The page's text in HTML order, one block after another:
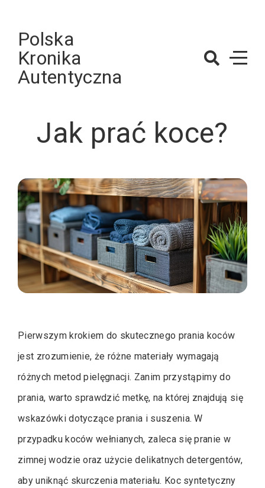
contentPolska
Kronika
Autentyczna
Jak prać koce?
Pierwszym krokiem do skutecznego prania koców
jest zrozumienie, że różne materiały wymagają
różnych metod pielęgnacji. Zanim przystąpimy do
prania, warto sprawdzić metkę, na której znajdują się
wskazówki dotyczące prania i suszenia. W
przypadku koców wełnianych, zaleca się pranie w
zimnej wodzie oraz użycie delikatnych detergentów,
aby uniknąć skurczenia materiału. Koc syntetyczny